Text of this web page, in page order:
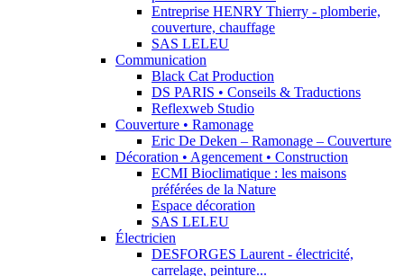
Entreprise HENRY Thierry - plomberie,
couverture, chauffage
SAS LELEU
Communication
Black Cat Production
DS PARIS • Conseils & Traductions
Reflexweb Studio
Couverture • Ramonage
Eric De Deken – Ramonage – Couverture
Décoration • Agencement • Construction
ECMI Bioclimatique : les maisons
préférées de la Nature
Espace décoration
SAS LELEU
Électricien
DESFORGES Laurent - électricité,
carrelage, peinture...